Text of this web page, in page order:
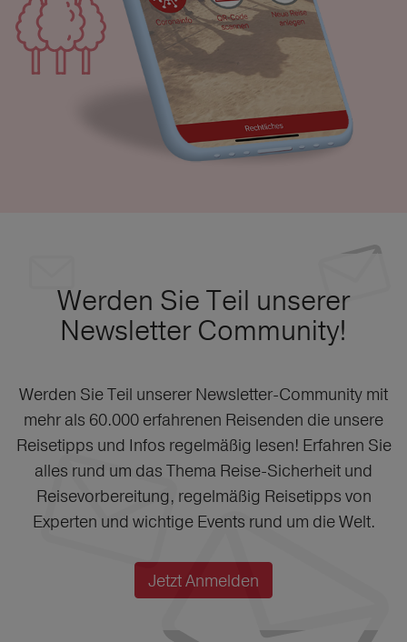
Werden Sie Teil unserer
Newsletter Community!
Werden Sie Teil unserer Newsletter-Community mit
mehr als 60.000 erfahrenen Reisenden die unsere
Reisetipps und Infos regelmäßig lesen! Erfahren Sie
alles rund um das Thema Reise-Sicherheit und
Reisevorbereitung, regelmäßig Reisetipps von
Experten und wichtige Events rund um die Welt.
Jetzt Anmelden